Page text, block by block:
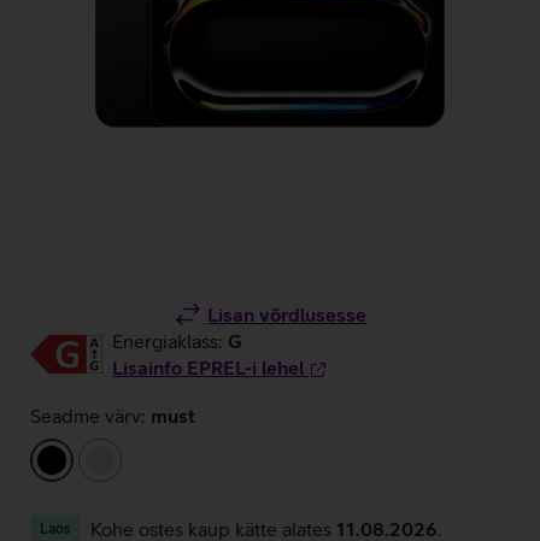
Lisan võrdlusesse
Energiaklass: G
Lisainfo EPREL-i lehel
Seadme värv: must
must
Laos Kohe ostes kaup kätte alates 11.08.2026